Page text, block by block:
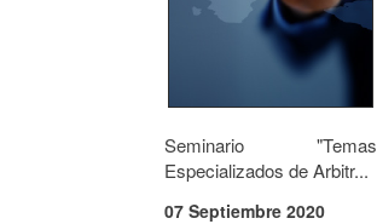
Seminario "Temas
Especializados de Arbitr...
07 Septiembre 2020